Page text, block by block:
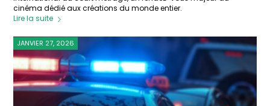
cinéma dédié aux créations du monde entier.
Lire la suite
JANVIER 27, 2026